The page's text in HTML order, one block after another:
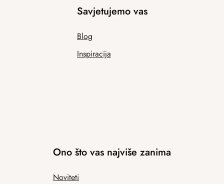
Savjetujemo vas
Blog
Inspiracija
Ono što vas najviše zanima
Noviteti